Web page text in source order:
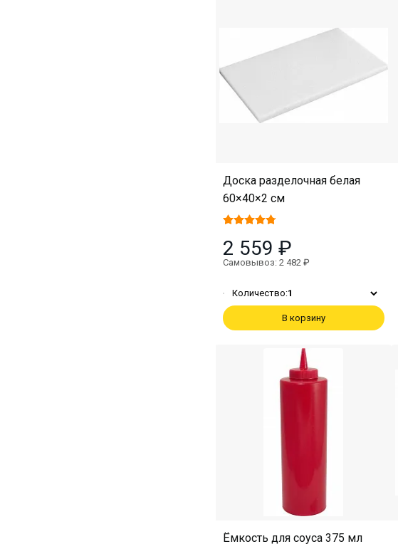
Доска разделочная белая
60×40×2 см
2 559 ₽
Самовывоз: 2 482 ₽
Количество:1
В корзину
Ёмкость для соуса 375 мл